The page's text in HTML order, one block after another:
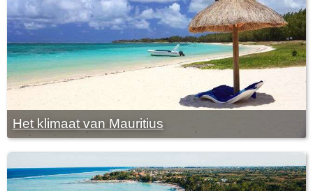
Het klimaat van Mauritius